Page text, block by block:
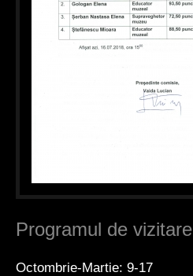
Programul de vizitare
Octombrie-Martie: 9-17